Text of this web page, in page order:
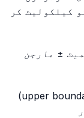
کیلکولیٹ کر
± مارجن
کانفیڈینس انٹرول کی اوپری حد (upper boundary)